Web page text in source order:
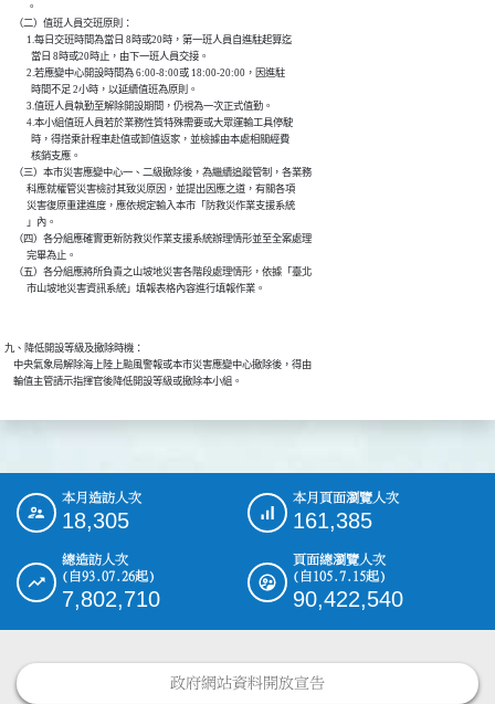
          。
    （二）值班人員交班原則：
          1.每日交班時間為當日 8時或20時，第一班人員自進駐起算迄
            當日 8時或20時止，由下一班人員交接。
          2.若應變中心開設時間為 6:00-8:00或 18:00-20:00，因進駐
            時間不足 2小時，以延續值班為原則。
          3.值班人員執勤至解除開設期間，仍視為一次正式值勤。
          4.本小組值班人員若於業務性質特殊需要或大眾運輸工具停駛
            時，得搭乘計程車赴值或卸值返家，並檢據由本處相關經費
            核銷支應。
    （三）本市災害應變中心一、二級撤除後，為繼續追蹤管制，各業務
          科應就權管災害檢討其致災原因，並提出因應之道，有關各項
          災害復原重建進度，應依規定輸入本市「防救災作業支援系統
          」內。
    （四）各分組應確實更新防救災作業支援系統辦理情形並至全案處理
          完畢為止。
    （五）各分組應將所負責之山坡地災害各階段處理情形，依據「臺北
九、降低開設等級及撤除時機：
    中央氣象局解除海上陸上颱風警報或本市災害應變中心撤除後，得由
::: 本月造訪人次
18,305
本月頁面瀏覽人次
161,385
總造訪人次
(自93.07.26起)
7,802,710
頁面總瀏覽人次
(自105.7.15起)
90,422,540
政府網站資料開放宣告